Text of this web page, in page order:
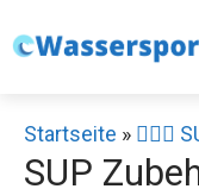
Inhalt
Startseite » 🏄‍♀️🛶
SUP